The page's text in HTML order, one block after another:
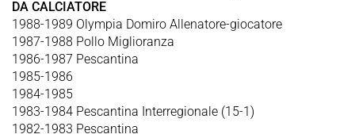
DA CALCIATORE
1988-1989 Olympia Domiro Allenatore-giocatore
1987-1988 Pollo Miglioranza
1986-1987 Pescantina
1985-1986
1984-1985
1983-1984 Pescantina Interregionale (15-1)
1982-1983 Pescantina